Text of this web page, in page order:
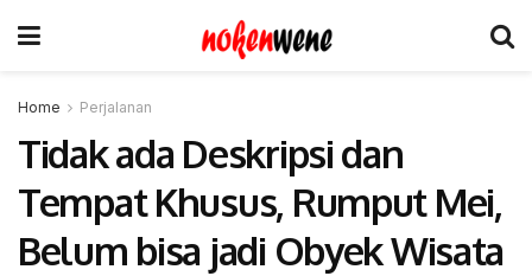
Home Perjalanan
Tidak ada Deskripsi dan
Tempat Khusus, Rumput Mei,
Belum bisa jadi Obyek Wisata